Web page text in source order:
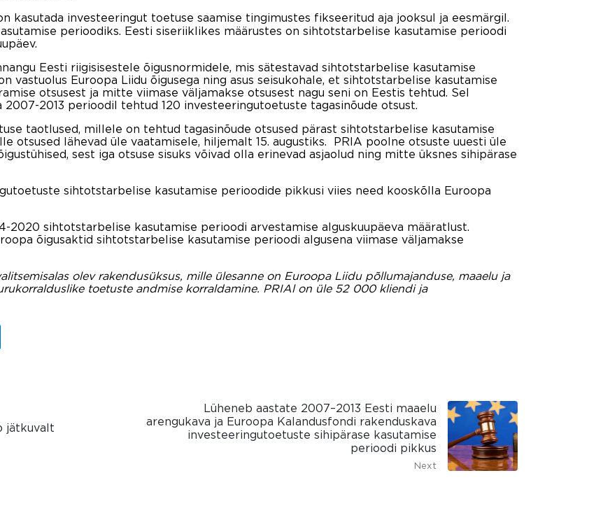
kasutada investeeringut toetuse saamise tingimustes fikseeritud aja jooksul ja eesmärgil.
perioodiks. Eesti siseriiklikes määrustes on sihtotstarbelise kasutamise perioodi
Eesti riigisisestele õigusnormidele, mis sätestavad sihtotstarbelise kasutamise
vastuolus Euroopa Liidu õigusega ning asus seisukohale, et sihtotstarbelise kasutamise
otsusest ja mitte viimase väljamakse otsusest nagu seni on Eestis tehtud. Sel
2013 perioodil tehtud 120 investeeringutoetuste tagasinõude otsust.
taotlused, millele on tehtud tagasinõude otsused pärast sihtotstarbelise kasutamise
otsused lähevad üle vaatamisele, hiljemalt 15. augustiks. PRIA poolne otsuste uuesti üle
sest iga otsuse sisuks võivad olla erinevad asjaolud ning mitte üksnes sihipärase
sihtotstarbelise kasutamise perioodide pikkusi viies need kooskõlla Euroopa
2020 sihtotstarbelise kasutamise perioodi arvestamise alguskuupäeva määratlust.
õigusaktid sihtotstarbelise kasutamise perioodi algusena viimase väljamakse
olev rakendusüksus, mille ülesanne on Euroopa Liidu põllumajanduse, maaelu ja
toetuste andmise korraldamine. PRIAl on üle 52 000 kliendi ja
jätkuvalt
Lüheneb aastate 2007–2013 Eesti maaelu
arengukava ja Euroopa Kalandusfondi rakenduskava
investeeringutoetuste sihipärase kasutamise
perioodi pikkus
Next